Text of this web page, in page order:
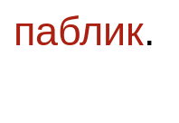
паблик.